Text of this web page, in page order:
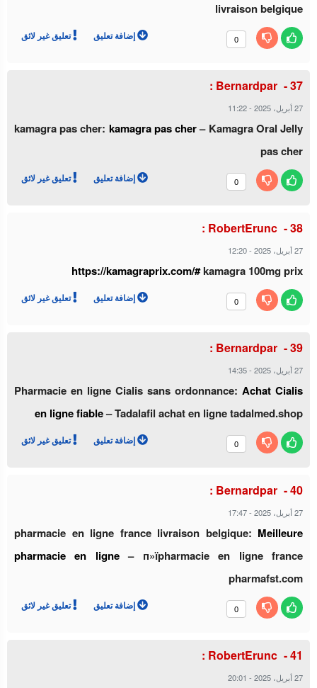
livraison belgique
0 إضافة تعليق تعليق غير لائق
Bernardpar :
27 أبريل، 2025 -
11:22
kamagra pas cher: kamagra pas cher– Kamagra Oral Jelly
pas cher
0 إضافة تعليق تعليق غير لائق
RobertErunc :
27 أبريل، 2025 -
12:20
https://kamagraprix.com/#kamagra 100mg prix
0 إضافة تعليق تعليق غير لائق
Bernardpar :
27 أبريل، 2025 -
14:35
Pharmacie en ligne Cialis sans ordonnance: Achat Cialis
en ligne fiable– Tadalafil achat en ligne tadalmed.shop
0 إضافة تعليق تعليق غير لائق
Bernardpar :
27 أبريل، 2025 -
17:47
pharmacie en ligne france livraison belgique: Meilleure
pharmacie en ligne– п»їpharmacie en ligne france
pharmafst.com
0 إضافة تعليق تعليق غير لائق
RobertErunc :
27 أبريل، 2025 -
20:01